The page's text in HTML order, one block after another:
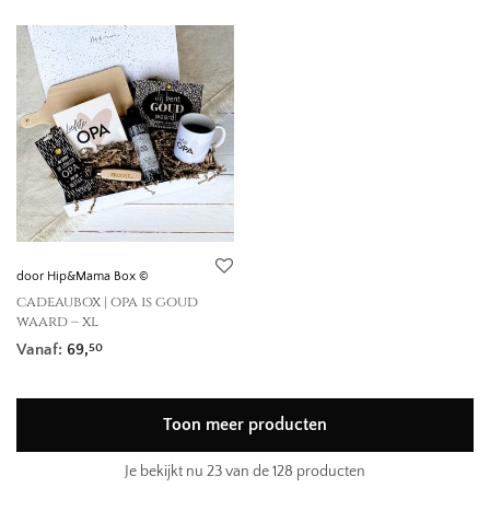
door Hip&Mama Box ©
cadeaubox | opa is goud
waard – xl
Vanaf: 69,50
Toon meer producten
Je bekijkt nu 23van de 128 producten